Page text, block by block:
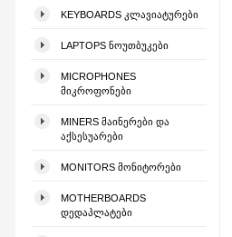
KEYBOARDS ᲙᲚᲐᲕᲘᲐᲢᲣᲠᲔᲑᲘ
LAPTOPS ᲜᲝᲣᲗᲑᲣᲙᲔᲑᲘ
MICROPHONES
ᲛᲘᲙᲠᲝᲤᲝᲜᲔᲑᲘ
MINERS ᲛᲐᲘᲜᲔᲠᲔᲑᲘ ᲓᲐ
ᲐᲥᲡᲔᲡᲣᲐᲠᲔᲑᲘ
MONITORS ᲛᲝᲜᲘᲢᲝᲠᲔᲑᲘ
MOTHERBOARDS
ᲓᲔᲓᲐᲞᲚᲐᲢᲔᲑᲘ